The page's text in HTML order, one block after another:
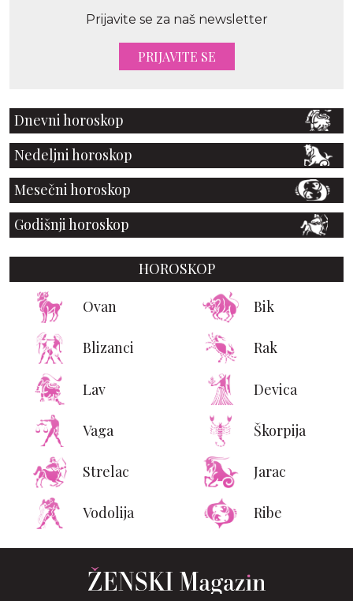
Prijavite se za naš newsletter
PRIJAVITE SE
Dnevni horoskop
Nedeljni horoskop
Mesečni horoskop
Godišnji horoskop
HOROSKOP
Ovan Bik
Blizanci Rak
Lav Devica
Vaga Škorpija
Strelac Jarac
Vodolija Ribe